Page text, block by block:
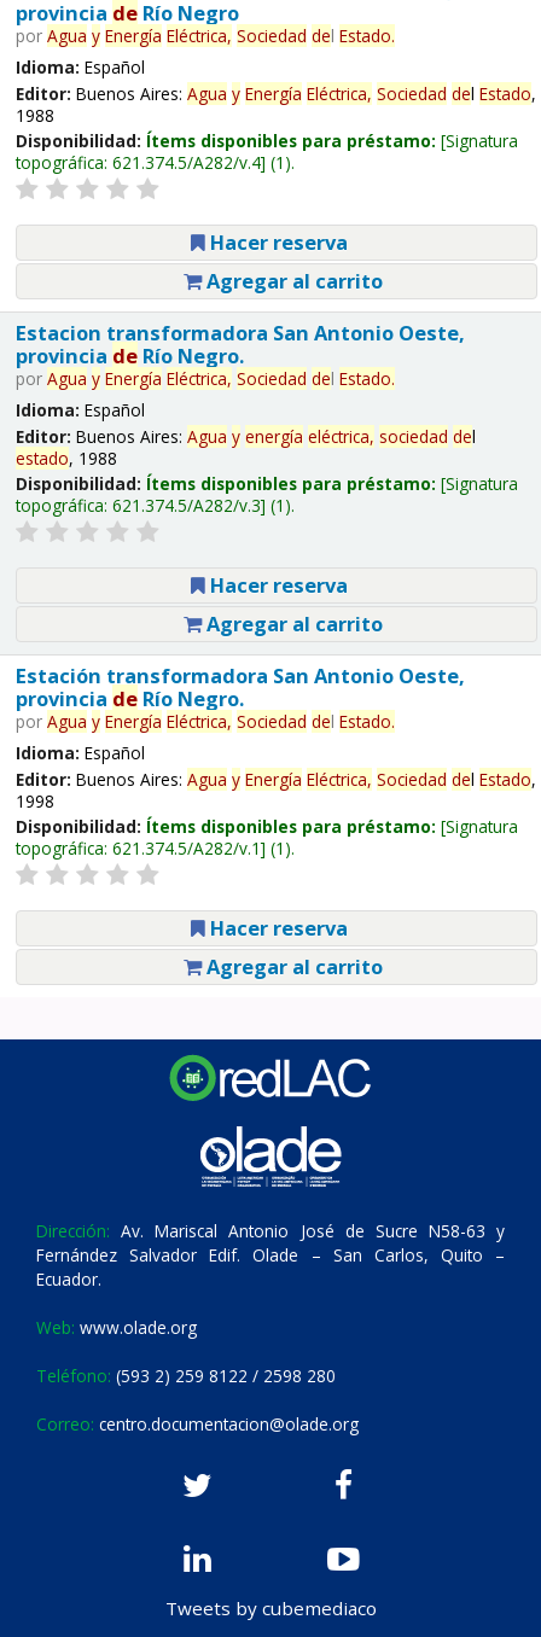
provincia deRío Negro
por Agua y Energía Eléctrica, Sociedad del Estado.
Idioma: Español
Editor: Buenos Aires: Agua y Energía Eléctrica, Sociedad del Estado,
1988
Disponibilidad: Ítems disponibles para préstamo: Signatura
topográfica: 621.374.5/A282/v.4 (1).
Hacer reserva
Agregar al carrito
Estacion transformadora San Antonio Oeste,
provincia deRío Negro.
por Agua y Energía Eléctrica, Sociedad del Estado.
Idioma: Español
Editor: Buenos Aires: Agua y energía eléctrica, sociedad del
estado, 1988
Disponibilidad: Ítems disponibles para préstamo: Signatura
topográfica: 621.374.5/A282/v.3 (1).
Hacer reserva
Agregar al carrito
Estación transformadora San Antonio Oeste,
provincia deRío Negro.
por Agua y Energía Eléctrica, Sociedad del Estado.
Idioma: Español
Editor: Buenos Aires: Agua y Energía Eléctrica, Sociedad del Estado,
1998
Disponibilidad: Ítems disponibles para préstamo: Signatura
topográfica: 621.374.5/A282/v.1 (1).
Hacer reserva
Agregar al carrito
Dirección: Av. Mariscal Antonio José de Sucre N58-63 y
Fernández Salvador Edif. Olade – San Carlos, Quito –
Ecuador.
Web: www.olade.org
Teléfono: (593 2) 259 8122 / 2598 280
Correo: centro.documentacion@olade.org
Tweets by cubemediaco